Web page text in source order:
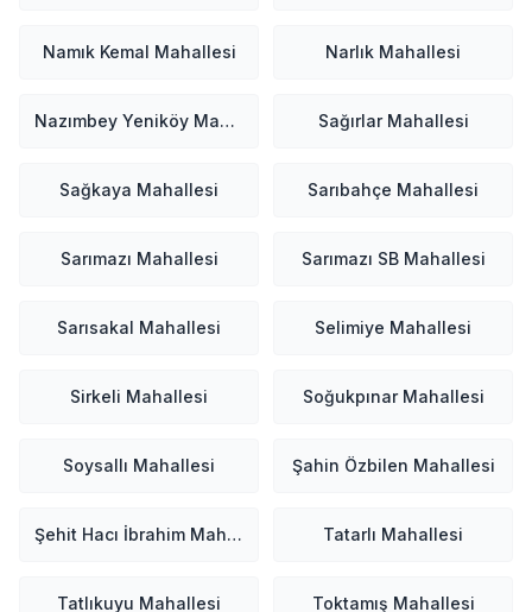
Namık Kemal Mahallesi Narlık Mahallesi
Nazımbey Yeniköy Mahallesi Sağırlar Mahallesi
Sağkaya Mahallesi Sarıbahçe Mahallesi
Sarımazı Mahallesi Sarımazı SB Mahallesi
Sarısakal Mahallesi Selimiye Mahallesi
Sirkeli Mahallesi Soğukpınar Mahallesi
Soysallı Mahallesi Şahin Özbilen Mahallesi
Şehit Hacı İbrahim Mahallesi Tatarlı Mahallesi
Tatlıkuyu Mahallesi Toktamış Mahallesi